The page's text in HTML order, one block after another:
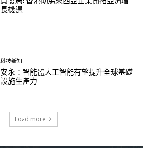
長機遇
科技新知
安永：智能體人工智能有望提升全球基礎
設施生產力
Load more